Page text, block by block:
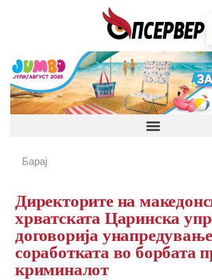
Директорите на
хрватската Царинска
договорија
соработката во борбата
криминалот